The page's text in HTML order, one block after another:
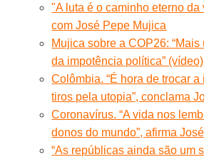
"A luta é o caminho eterno da
com José Pepe Mujica
Mujica sobre a COP26:
da impotência política” (vídeo)
Colômbia. “É hora de trocar
tiros pela utopia”, conclama
Coronavírus. “A vida nos
donos do mundo”, afirma
“As repúblicas ainda são um